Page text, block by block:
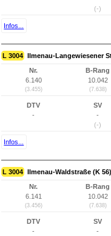
(-)
Infos...
L 3004 Ilmenau-Langewiesener
Nr.
6.140
(3.455)
B-Rang
10.042
(7.638)
DTV
-
SV
-
(-)
Infos...
L 3004 Ilmenau-Waldstraße (K
Nr.
6.141
(3.456)
B-Rang
10.042
(7.638)
DTV
-
SV
-